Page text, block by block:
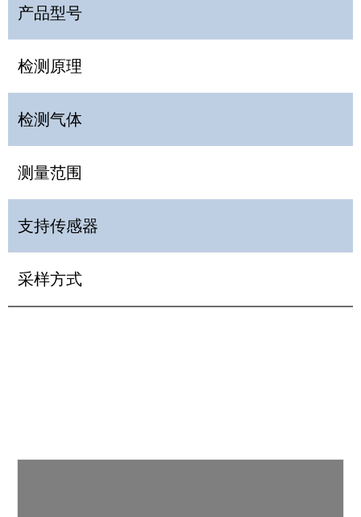
产品型号
检测原理
检测气体
测量范围
支持传感器
采样方式